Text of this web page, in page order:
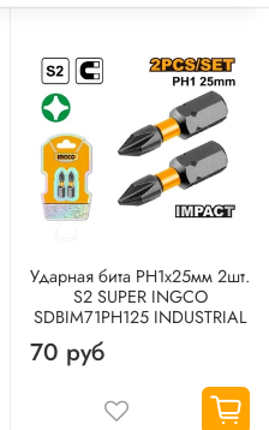
Ударная бита PH1х25мм 2шт.
S2 SUPER INGCO
SDBIM71PH125 INDUSTRIAL
70 руб